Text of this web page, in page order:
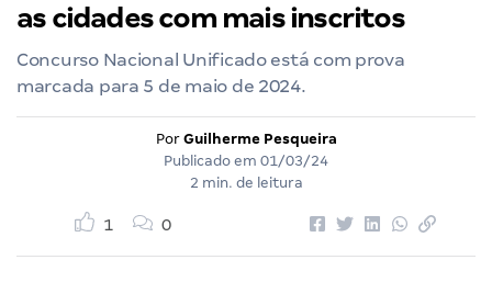
as cidades com mais inscritos
Concurso Nacional Unificado está com prova
marcada para 5 de maio de 2024.
Por Guilherme Pesqueira
Publicado em 01/03/24
2 min. de leitura
1 0